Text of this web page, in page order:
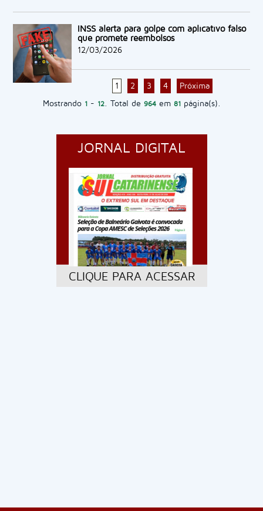
INSS alerta para golpe com aplicativo falso
que promete reembolsos
12/03/2026
1 2 3 4
Próxima
Mostrando 1- 12. Total de 964em 81página(s).
JORNAL DIGITAL
CLIQUE PARA ACESSAR